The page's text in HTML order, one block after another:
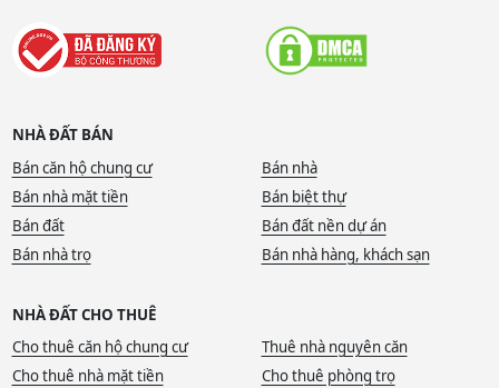
NHÀ ĐẤT BÁN
Bán căn hộ chung cư
Bán nhà
Bán nhà mặt tiền
Bán biệt thự
Bán đất
Bán đất nền dự án
Bán nhà trọ
Bán nhà hàng, khách sạn
NHÀ ĐẤT CHO THUÊ
Cho thuê căn hộ chung cư
Thuê nhà nguyên căn
Cho thuê nhà mặt tiền
Cho thuê phòng trọ